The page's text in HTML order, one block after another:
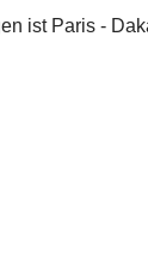
ist Paris -